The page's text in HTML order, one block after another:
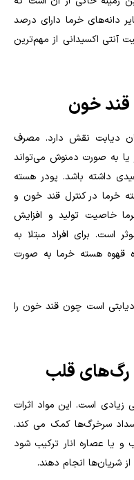
دانه‌های خرما دارای درصد
آنتی اکسیدانی از مهم‌ترین
خون
دیابت نقش دارد. مصرف
به صورت دمنوش می‌تواند
داشته باشد. پودر هسته
خرما در کنترل قند خون و
خاصیت تولید و افزایش
است. برای افراد مبتلا به
قهوه هسته خرما به صورت
دیابتی است چون قند خون را
رگ‌های قلب
زیادی است. این مواد اثرات
سرخرگ‌ها کمک می کند.
یا عصاره انار ترکیب شود
شریان‌ها انجام دهند.